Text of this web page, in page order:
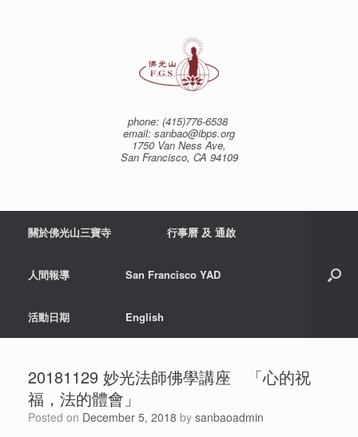
phone: (415)776-6538
email: sanbao@ibps.org
1750 Van Ness Ave,
San Francisco, CA 94109
關於佛光山三寶寺 行事曆 及 通啟
人間報導 San Francisco YAD
活動日期 English
20181129 妙光法師佛學講座 「心的祝
福，法的體會」
Posted on December 5, 2018 by sanbaoadmin